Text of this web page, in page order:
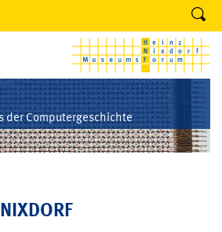
der Computergeschichte